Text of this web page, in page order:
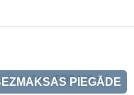
PIEGĀDE